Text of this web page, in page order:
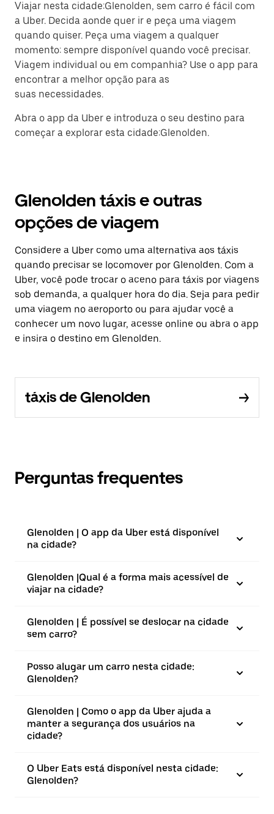
Viajar nesta cidade:Glenolden, sem carro é fácil com
a Uber. Decida aonde quer ir e peça uma viagem
quando quiser. Peça uma viagem a qualquer
momento: sempre disponível quando você precisar.
Viagem individual ou em companhia? Use o app para
encontrar a melhor opção para as
suas necessidades.
Abra o app da Uber e introduza o seu destino para
começar a explorar esta cidade:Glenolden.
Glenolden táxis e outras
opções de viagem
Considere a Uber como uma alternativa aos táxis
quando precisar se locomover por Glenolden. Com a
Uber, você pode trocar o aceno para táxis por viagens
sob demanda, a qualquer hora do dia. Seja para pedir
uma viagem no aeroporto ou para ajudar você a
conhecer um novo lugar, acesse online ou abra o app
e insira o destino em Glenolden.
táxis de Glenolden
Perguntas frequentes
Glenolden | O app da Uber está disponível
na cidade?
Glenolden |⁠Qual é a forma mais acessível de
viajar na cidade?
Glenolden | É possível se deslocar na cidade
sem carro?
Posso alugar um carro nesta cidade:
Glenolden?
Glenolden | Como o app da Uber ajuda a
manter a segurança dos usuários na
cidade?
O Uber Eats está disponível nesta cidade:
Glenolden?